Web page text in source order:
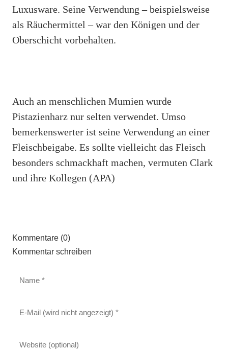
Luxusware. Seine Verwendung – beispielsweise
als Räuchermittel – war den Königen und der
Oberschicht vorbehalten.
Auch an menschlichen Mumien wurde
Pistazienharz nur selten verwendet. Umso
bemerkenswerter ist seine Verwendung an einer
Fleischbeigabe. Es sollte vielleicht das Fleisch
besonders schmackhaft machen, vermuten Clark
und ihre Kollegen (APA)
Kommentare (0)
Kommentar schreiben